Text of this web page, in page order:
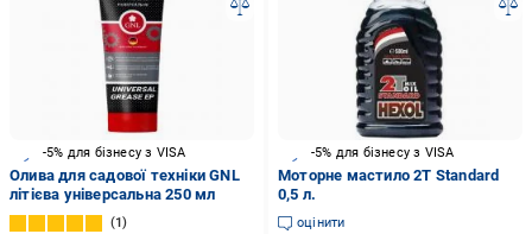
-5% для бізнесу з VISA
Олива для садової техніки GNL
літієва універсальна 250 мл
1
-5% для бізнесу з VISA
Моторне мастило 2T Standard
0,5 л.
оцінити